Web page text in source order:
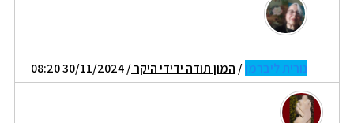
נורית ליברמן/ המון תודה ידידי היקר/ 30/11/2024 08:20